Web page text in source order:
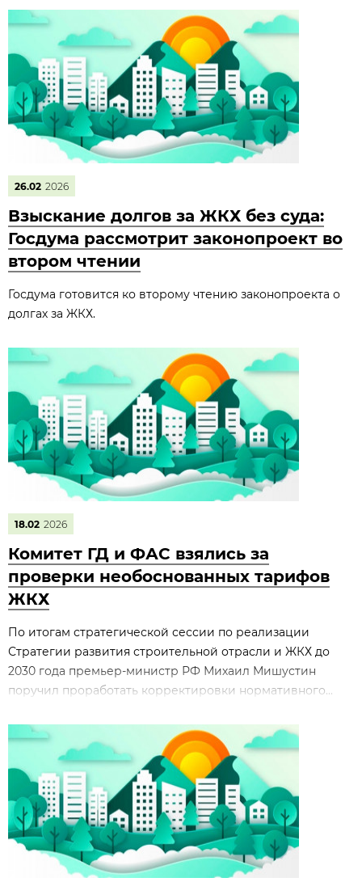
26.02 2026
Взыскание долгов за ЖКХ без суда:
Госдума рассмотрит законопроект во
втором чтении
Госдума готовится ко второму чтению законопроекта о
долгах за ЖКХ.
18.02 2026
Комитет ГД и ФАС взялись за
проверки необоснованных тарифов
ЖКХ
По итогам стратегической сессии по реализации
Стратегии развития строительной отрасли и ЖКХ до
2030 года премьер‑министр РФ Михаил Мишустин
поручил проработать корректировки нормативного...